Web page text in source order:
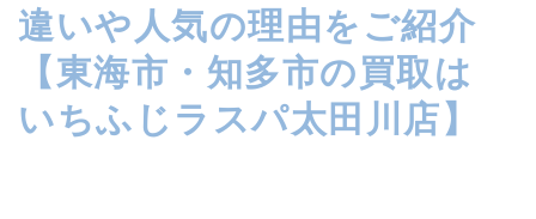
違いや人気の理由をご紹介
【東海市・知多市の買取は
いちふじラスパ太田川店】